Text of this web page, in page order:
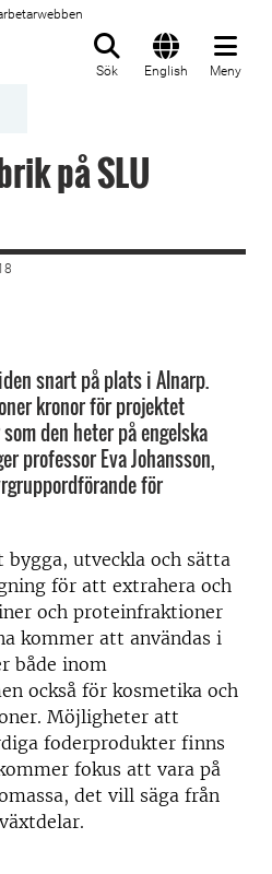
Sök English Meny
på SLU
snart på plats i Alnarp.
kronor för projektet
den heter på engelska
professor Eva Johansson,
för
utveckla och sätta
för att extrahera och
och proteinfraktioner
kommer att användas i
både inom
också för kosmetika och
Möjligheter att
foderprodukter finns
fokus att vara på
det vill säga från